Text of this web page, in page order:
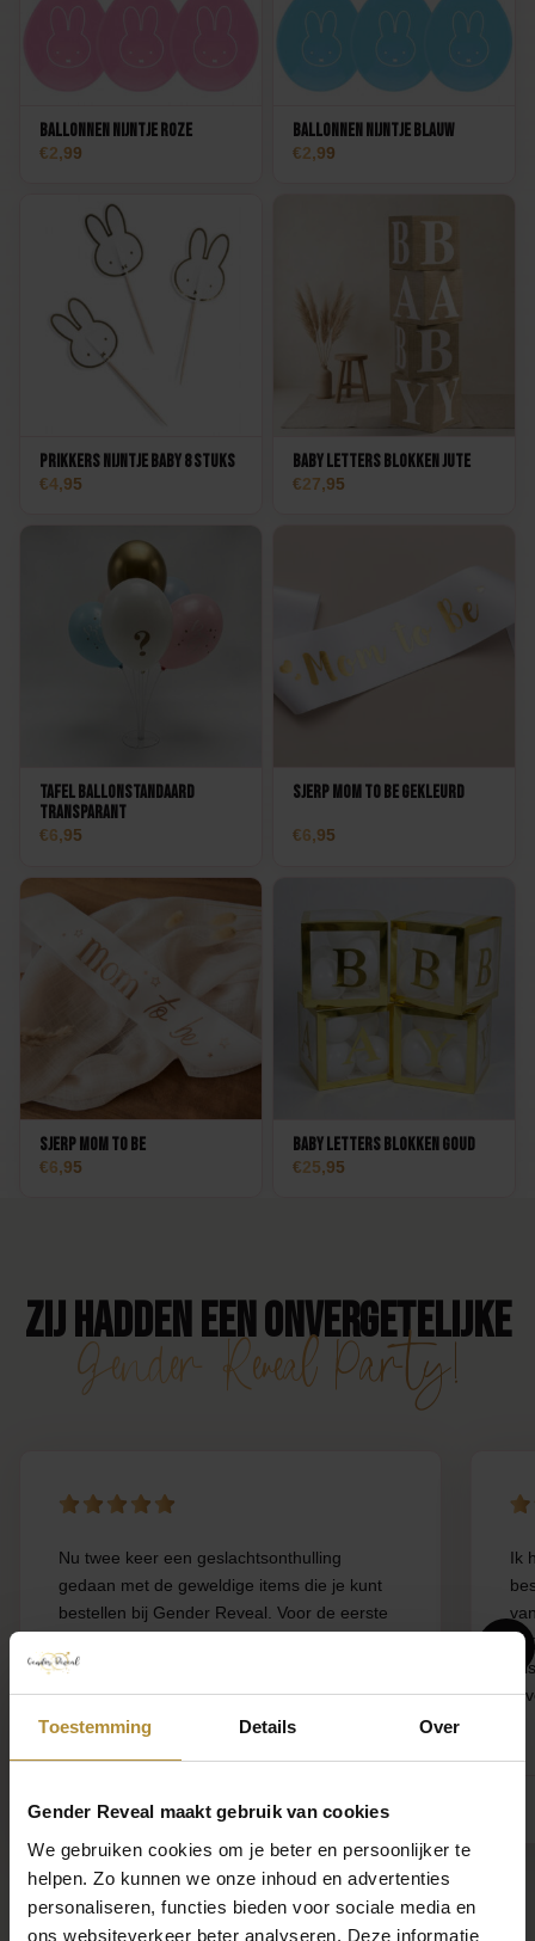
Toestemming Details Over
Gender Reveal maakt gebruik van cookies
We gebruiken cookies om je beter en persoonlijker te
helpen. Zo kunnen we onze inhoud en advertenties
personaliseren, functies bieden voor sociale media en
ons websiteverkeer beter analyseren. Deze informatie
Ballonnen Nijntje roze
2,99
Ballonnen Nijntje blauw
2,99
Prikkers Nijntje Baby 8 stuks
4,95
Baby Letters Blokken Jute
27,95
Tafel Ballonstandaard
transparant
6,95
Sjerp Mom to Be gekleurd
6,95
Sjerp Mom to Be
6,95
Baby Letters Blokken Goud
25,95
Zij hadden een onvergetelijke
Gender Reveal Party!
Nu twee keer een geslachtsonthulling
gedaan met de geweldige items die je kunt
bestellen bij Gender Reveal. Voor de eerste
samen met drie confettikanonnen, en bij de
tweede keer de popinside ballon. Beide
keren waren ...
RAMONA Lengel
Ik
Bekijk alle reviews